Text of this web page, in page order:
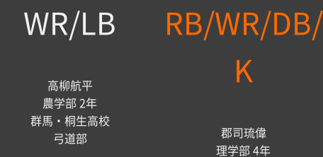
WR/LB
高柳航平
農学部 2年
群馬・桐生高校
弓道部
RB/WR/DB/
K
郡司琉偉
理学部 4年